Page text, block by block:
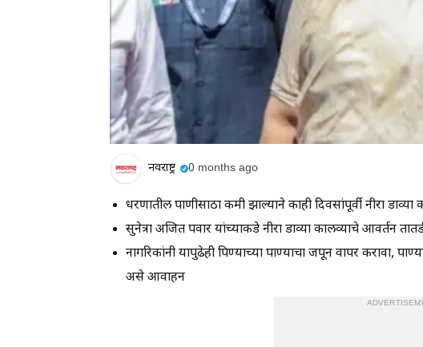
नवराष्ट्र 0 months ago
धरणातील पाणीसाठा कमी झाल्याने काही दिवसांपूर्वी नीरा
सुनेत्रा अजित पवार यांच्याकडे नीरा डाव्या कालव्याचे आवर्तन
नागरिकांनी यापुढेही पिण्याच्या पाण्याचा जपून वापर करावा,
असे आवाहन